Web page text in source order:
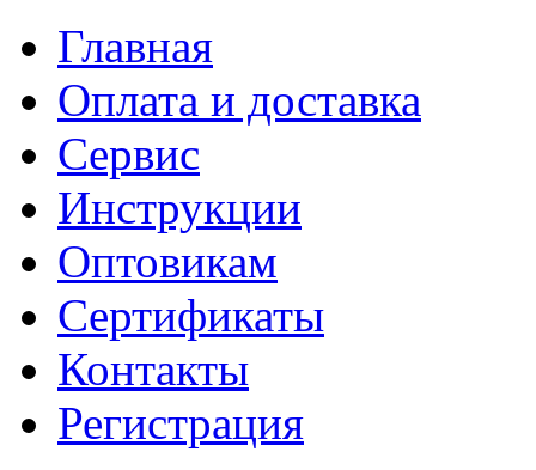
Главная
Оплата и доставка
Сервис
Инструкции
Оптовикам
Сертификаты
Контакты
Регистрация